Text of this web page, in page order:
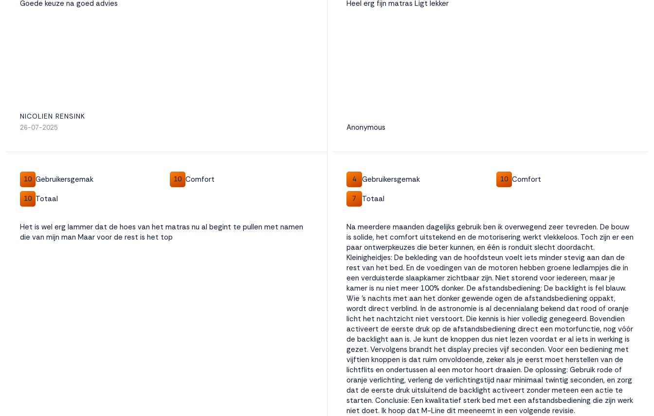
Goede keuze na goed advies
NICOLIEN RENSINK
26-07-2025
Heel erg fijn matras Ligt lekker
Anonymous
10 Gebruikersgemak 10 Comfort
10 Totaal
Het is wel erg lammer dat de hoes van het matras nu al begint te pullen met namen
die van mijn man Maar voor de rest is het top
4 Gebruikersgemak 10 Comfort
7 Totaal
Na meerdere maanden dagelijks gebruik ben ik overwegend zeer tevreden. De bouw
is solide, het comfort uitstekend en de motorisering werkt vlekkeloos. Toch zijn er een
paar ontwerpkeuzes die beter kunnen, en één is ronduit slecht doordacht.
Kleinigheidjes: De bekleding van de hoofdsteun voelt iets minder stevig aan dan de
rest van het bed. En de voedingen van de motoren hebben groene ledlampjes die in
een verduisterde slaapkamer zichtbaar zijn. Niet storend voor iedereen, maar je
kamer is nu niet meer 100% donker. De afstandsbediening: De backlight is fel blauw.
Wie 's nachts met aan het donker gewende ogen de afstandsbediening oppakt,
wordt direct verblind. In de astronomie is al decennialang bekend dat rood of oranje
licht het nachtzicht niet verstoort. Die kennis is hier volledig genegeerd. Bovendien
activeert de eerste druk op de afstandsbediening direct een motorfunctie, nog vóór
de backlight aan is. Je kunt de knoppen dus niet lezen voordat er al iets in werking is
gezet. Vervolgens brandt het display precies vijf seconden. Voor een bediening met
vijftien knoppen is dat ruim onvoldoende, zeker als je eerst moet herstellen van de
lichtflits en ondertussen al een motor hoort draaien. De oplossing: Gebruik rode of
oranje verlichting, verleng de verlichtingstijd naar minimaal twintig seconden, en zorg
dat de eerste druk uitsluitend de backlight activeert zonder meteen een actie te
starten. Conclusie: Een kwalitatief sterk bed met een afstandsbediening die zijn werk
niet doet. Ik hoop dat M-Line dit meeneemt in een volgende revisie.